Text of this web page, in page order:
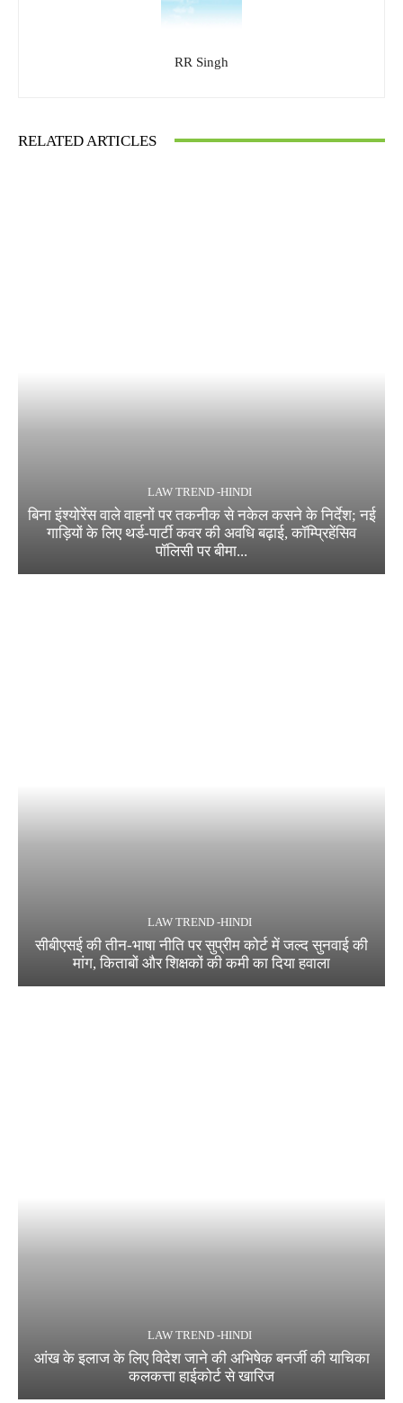
RR Singh
RELATED ARTICLES
LAW TREND -HINDI
बिना इंश्योरेंस वाले वाहनों पर तकनीक से नकेल कसने के निर्देश; नई
गाड़ियों के लिए थर्ड-पार्टी कवर की अवधि बढ़ाई, कॉम्प्रिहेंसिव
पॉलिसी पर बीमा...
LAW TREND -HINDI
सीबीएसई की तीन-भाषा नीति पर सुप्रीम कोर्ट में जल्द सुनवाई की
मांग, किताबों और शिक्षकों की कमी का दिया हवाला
LAW TREND -HINDI
आंख के इलाज के लिए विदेश जाने की अभिषेक बनर्जी की याचिका
कलकत्ता हाईकोर्ट से खारिज